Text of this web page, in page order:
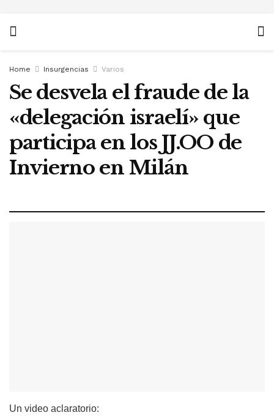
Home Insurgencias Varios
Se desvela el fraude de la
«delegación israelí» que
participa en los JJ.OO de
Invierno en Milán
Un video aclaratorio: